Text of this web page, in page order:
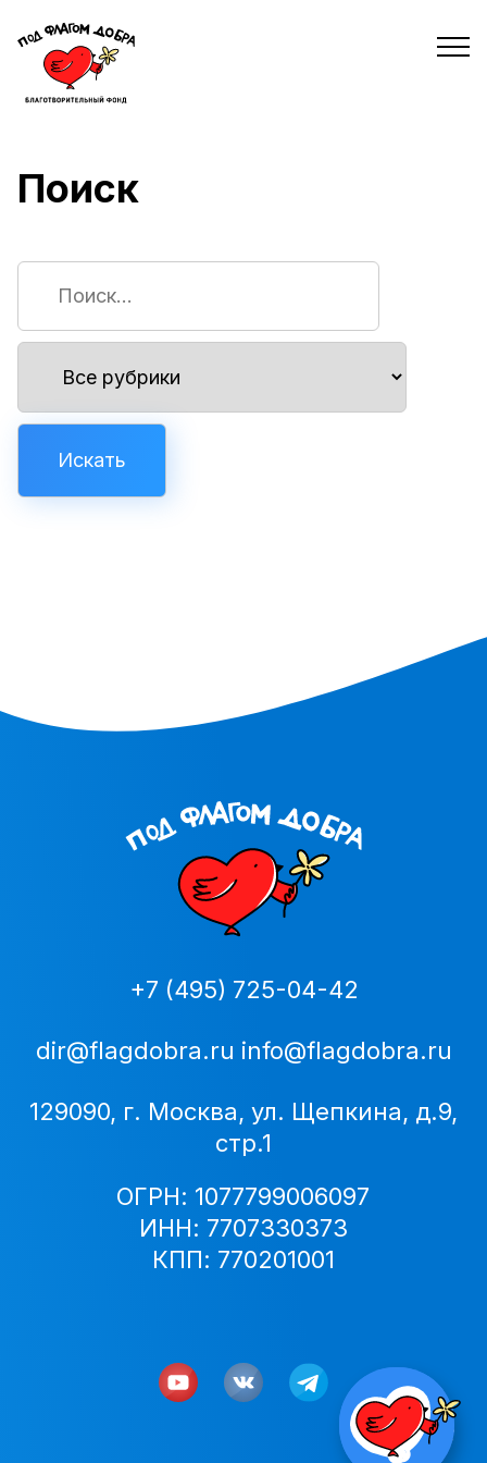
НАЖМИ
Поиск
+7 (495) 725-04-42
dir@flagdobra.ru info@flagdobra.ru
129090, г. Москва, ул. Щепкина, д.9,
стр.1
ОГРН: 1077799006097
ИНН: 7707330373
КПП: 770201001